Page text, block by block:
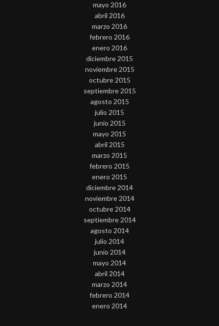
mayo 2016
abril 2016
marzo 2016
febrero 2016
enero 2016
diciembre 2015
noviembre 2015
octubre 2015
septiembre 2015
agosto 2015
julio 2015
junio 2015
mayo 2015
abril 2015
marzo 2015
febrero 2015
enero 2015
diciembre 2014
noviembre 2014
octubre 2014
septiembre 2014
agosto 2014
julio 2014
junio 2014
mayo 2014
abril 2014
marzo 2014
febrero 2014
enero 2014